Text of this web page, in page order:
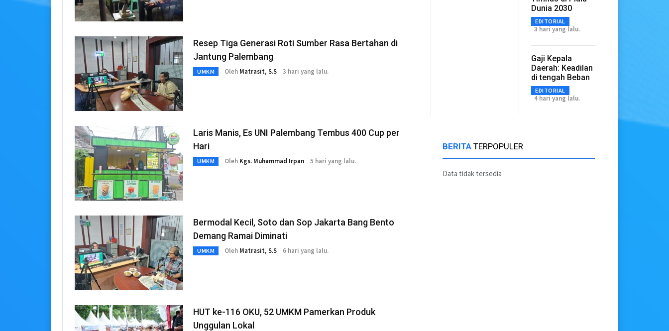
Resep Tiga Generasi Roti Sumber Rasa Bertahan di
Jantung Palembang
UMKM Oleh Matrasit, S.S 3 hari yang lalu.
Laris Manis, Es UNI Palembang Tembus 400 Cup per
Hari
UMKM Oleh Kgs. Muhammad Irpan 5 hari yang lalu.
Bermodal Kecil, Soto dan Sop Jakarta Bang Bento
Demang Ramai Diminati
UMKM Oleh Matrasit, S.S 6 hari yang lalu.
HUT ke-116 OKU, 52 UMKM Pamerkan Produk
Unggulan Lokal
Dunia 2030
EDITORIAL
3 hari yang lalu.
Gaji Kepala
Daerah: Keadilan
di tengah Beban
EDITORIAL
4 hari yang lalu.
BERITATERPOPULER
Data tidak tersedia